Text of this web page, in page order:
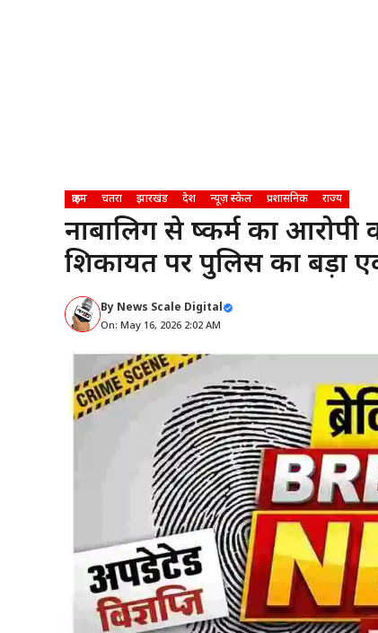
क्राइम चतरा झारखंड देश न्यूज़ स्केल प्रशासनिक राज्य
नाबालिग से दुष्कर्म का आरोपी
शिकायत पर पुलिस का बड़ा
By News Scale Digital
On: May 16, 2026 2:02 AM